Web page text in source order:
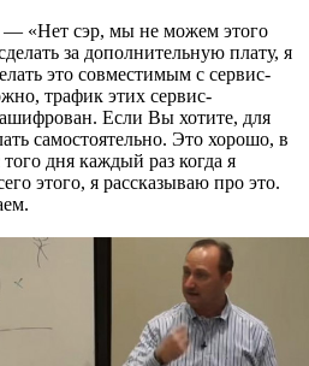
— «Нет сэр, мы не можем этого
за дополнительную плату, я
это совместимым с сервис-
трафик этих сервис-
Если Вы хотите, для
самостоятельно. Это хорошо, в
дня каждый раз когда я
этого, я рассказываю про это.